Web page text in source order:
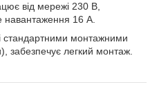
від мережі 230 В,
навантаження 16 А.
стандартними монтажними
забезпечує легкий монтаж.